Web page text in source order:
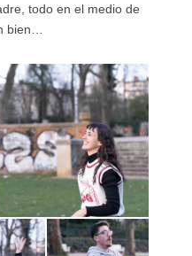
todo en el medio de
bien…